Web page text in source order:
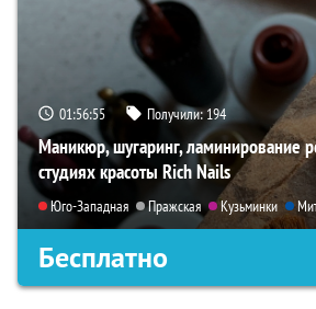
01:56:53 Получили:194
Маникюр, шугаринг, ламинирование
студиях красоты Rich Nails
Юго-Западная Пражская Кузьминки
Бесплатно